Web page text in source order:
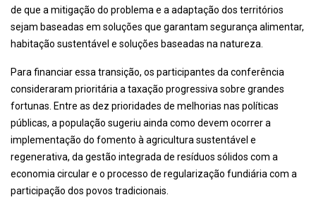
de que a mitigação do problema e a adaptação dos territórios
sejam baseadas em soluções que garantam segurança alimentar,
habitação sustentável e soluções baseadas na natureza.
Para financiar essa transição, os participantes da conferência
consideraram prioritária a taxação progressiva sobre grandes
fortunas. Entre as dez prioridades de melhorias nas políticas
públicas, a população sugeriu ainda como devem ocorrer a
implementação do fomento à agricultura sustentável e
regenerativa, da gestão integrada de resíduos sólidos com a
economia circular e o processo de regularização fundiária com a
participação dos povos tradicionais.